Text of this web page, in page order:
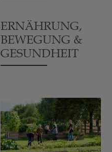
ERNÄHRUNG,
BEWEGUNG &
GESUNDHEIT